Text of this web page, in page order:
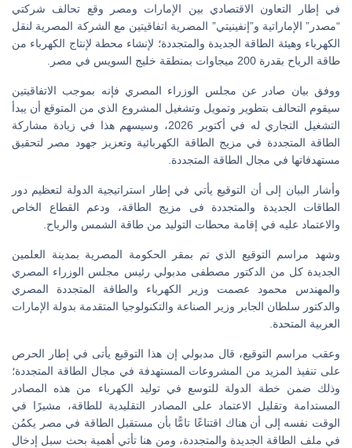
في إطار التعاون الاقتصادي بين الإمارات ومصر وقع تحالف شركتي
“مصدر” الإماراتية و”إنفينيتي” المصرية اتفاقيتين مع الشركة المصرية لنقل
الكهرباء وهيئة الطاقة الجديدة والمتجددة؛ لإنشاء محطة لإنتاج الكهرباء من
طاقة الرياح بقدرة 200 ميجاوات بمنطقة خليج السويس في مصر.
ووفق بيان صادر عن مجلس الوزراء المصري فإنه بموجب الاتفاقيتين
سيقوم التحالف بتطوير وتمويل وتشغيل المشروع الذي من المتوقع أن يبدأ
التشغيل التجاري له في أكتوبر 2026، وسيسهم هذا في زيادة مشاركة
الطاقة المتجددة في مزيج الطاقة الكهربائية وتعزيز جهود مصر لتحقيق
مستهدفاتها في مجال الطاقة المتجددة.
وأشار البيان إلى أن التوقيع يأتي في إطار استراتيجية الدولة لتعظيم دور
الطاقات الجديدة والمتجددة فى مزيج الطاقة، ودعم القطاع الخاص
والاعتماد عليه في إقامة محطات التوليد من طاقة الشمس والرياح.
وشهد مراسم التوقيع الذي تم بمقر الحكومة المصرية بمدينة العلمين
الجديدة كل من الدكتور مصطفى مدبولي رئيس مجلس الوزراء المصري
والمهندس محمود عصمت وزير الكهرباء والطاقة المتجددة المصري
والدكتور سلطان الجابر وزير الصناعة والتكنولوجيا المتقدمة بدولة الإمارات
العربية المتحدة.
وعقب مراسم التوقيع، قال مدبولي إن هذا التوقيع يأتى في إطار الحرص
على تنفيذ المزيد من المشروعات المستهدفة في مجال الطاقة المتجددة؛
وذلك ضمن خطة الدولة للتوسع في توليد الكهرباء من هذه المصادر
المستدامة وتقليل الاعتماد على المصادر التقليدية للطاقة، مشيرًا في
الوقت نفسه إلى أن هناك اقتناعًا تامًّا بأن مستقبل الطاقة في مصر يكمُن
في ملف الطاقة الجديدة والمتجددة، ومن هنا تأتي أهمية بحث سبل إدخال